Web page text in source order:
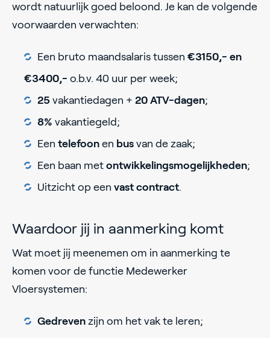
wordt natuurlijk goed beloond. Je kan de volgende
voorwaarden verwachten:
Een bruto maandsalaris tussen €3150,- en
€3400,- o.b.v. 40 uur per week;
25 vakantiedagen + 20 ATV-dagen;
8% vakantiegeld;
Een telefoon en bus van de zaak;
Een baan met ontwikkelingsmogelijkheden;
Uitzicht op een vast contract.
Waardoor jij in aanmerking komt
Wat moet jij meenemen om in aanmerking te
komen voor de functie Medewerker
Vloersystemen:
Gedreven zijn om het vak te leren;